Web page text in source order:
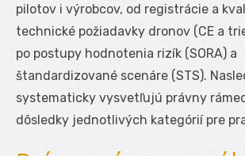
pilotov i výrobcov, od registrácie a
technické požiadavky dronov (CE a
po postupy hodnotenia rizík (SORA) a
štandardizované scenáre (STS).
systematicky vysvetľujú právny
dôsledky jednotlivých kategórií pre